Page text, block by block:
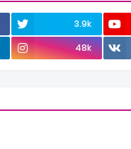
3.9k
48k